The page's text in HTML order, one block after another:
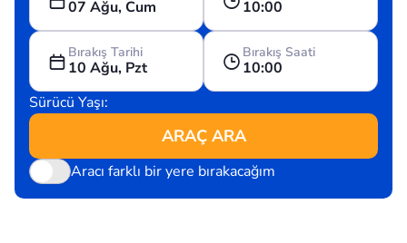
07 Ağu, Cum 10:00
Bırakış Tarihi
10 Ağu, Pzt
Bırakış Saati
10:00
Sürücü Yaşı:
ARAÇ ARA
Aracı farklı bir yere bırakacağım